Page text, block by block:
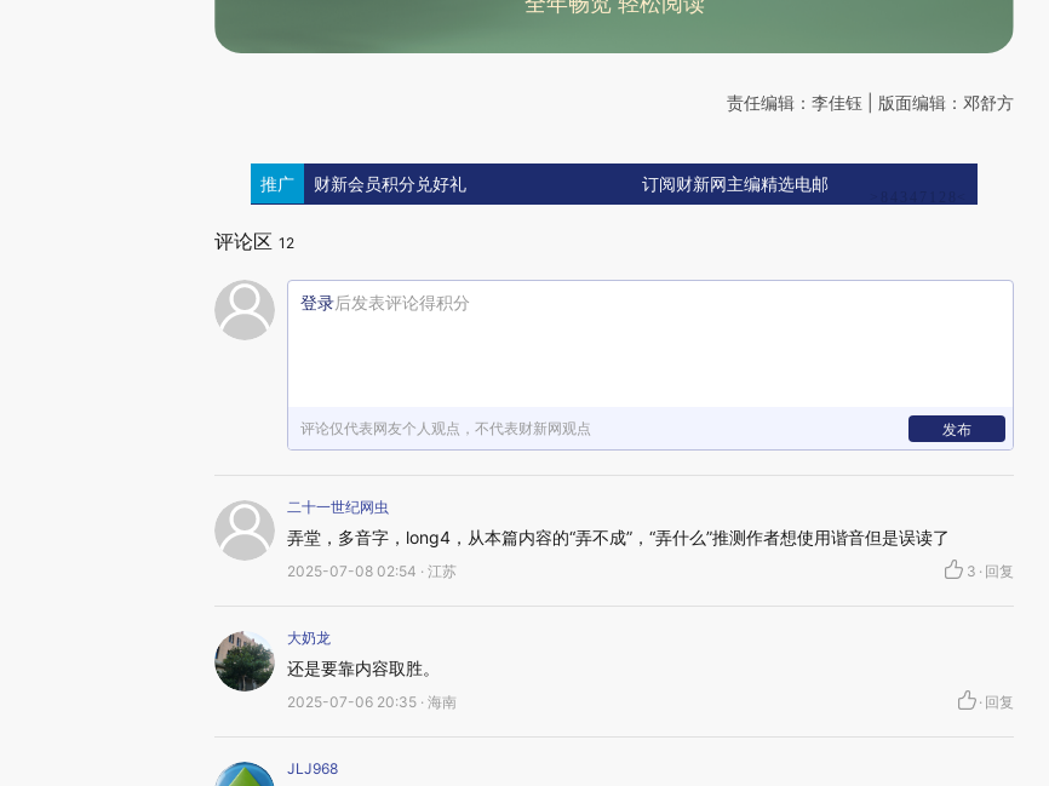
责任编辑：李佳钰 | 版面编辑：邓舒方
推广 财新会员积分兑好礼 订阅财新网主编精选电邮
评论区 12
登录后发表评论得积分
评论仅代表网友个人观点，不代表财新网观点 发布
二十一世纪网虫
弄堂，多音字，long4，从本篇内容的“弄不成”，“弄什么”推测作者想使用谐音但是误读了
2025-07-08 02:54 · 江苏 3 · 回复
大奶龙
还是要靠内容取胜。
2025-07-06 20:35 · 海南 · 回复
JLJ968